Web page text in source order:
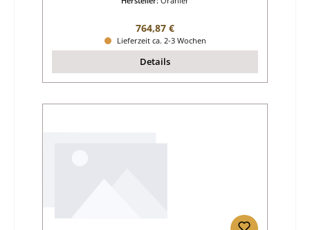
Regulärer Preis:
764,87 €
Lieferzeit ca. 2-3 Wochen
Details